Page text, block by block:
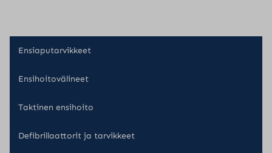
Ensiaputarvikkeet
Ensihoitovälineet
Taktinen ensihoito
Defibrillaattorit ja tarvikkeet